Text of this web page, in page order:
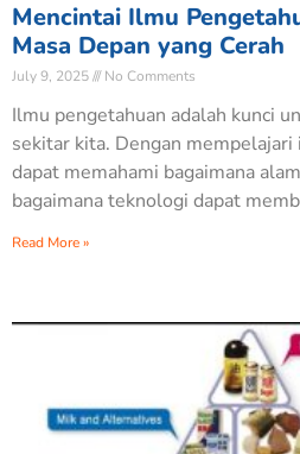
Mencintai Ilmu
Masa Depan yang Cerah
July 9, 2025 No Comments
Ilmu pengetahuan adalah kunci
sekitar kita. Dengan
dapat memahami bagaimana
bagaimana teknologi dapat
Read More »